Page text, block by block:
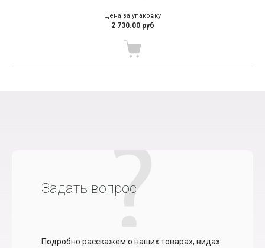
Цена за упаковку
2 730.00 руб
Задать вопрос
Подробно расскажем о наших товарах, видах